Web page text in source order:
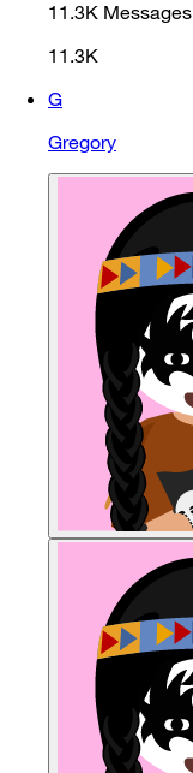
11.3K Messages
11.3K
G
Gregory